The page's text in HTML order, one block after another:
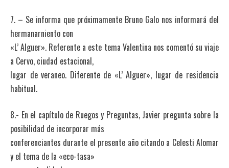
7. – Se informa que próximamente Bruno Galo nos informará del
hermanarniento con
«L’ Alguer». Referente a este tema Valentina nos comentó su viaje
a Cervo, ciudad estacional,
lugar de veraneo. Diferente de «L’ Alguer», lugar de residencia
habitual.
8.- En el capítulo de Ruegos y Preguntas, Javier pregunta sobre la
posibilidad de incorporar más
conferenciantes durante el presente año citando a Celesti Alomar
y el tema de la «eco-tasa»